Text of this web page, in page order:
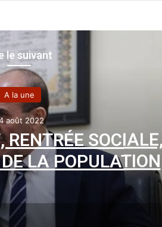
le suivant
A la une
août 2022
RENTRÉE SOCIALE,
LA POPULATION
instruit les walis